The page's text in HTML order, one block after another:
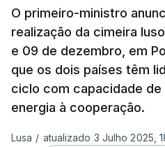
O primeiro-ministro
realização da cimeira
e 09 de dezembro, em
que os dois países têm
ciclo com capacidade
energia à cooperação.
Lusa / atualizado 3 Julho 2025,